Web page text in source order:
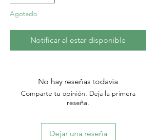
Agotado
Notificar al estar disponible
No hay reseñas todavía
Comparte tu opinión. Deja la primera
reseña.
Dejar una reseña